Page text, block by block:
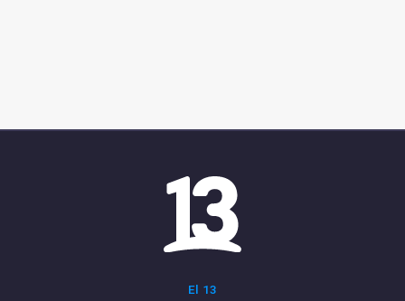
El 13